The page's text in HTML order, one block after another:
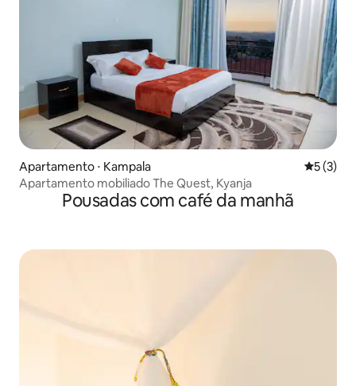
Apartamento ⋅ Kampala 5 de
5 (3)
Apartamento mobiliado The Quest, Kyanja
Pousadas com café da manhã